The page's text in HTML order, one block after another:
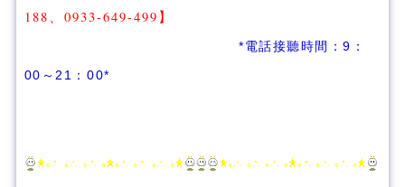
188、0933-649-499 】
*電話接聽時間：9：
00～21：00*